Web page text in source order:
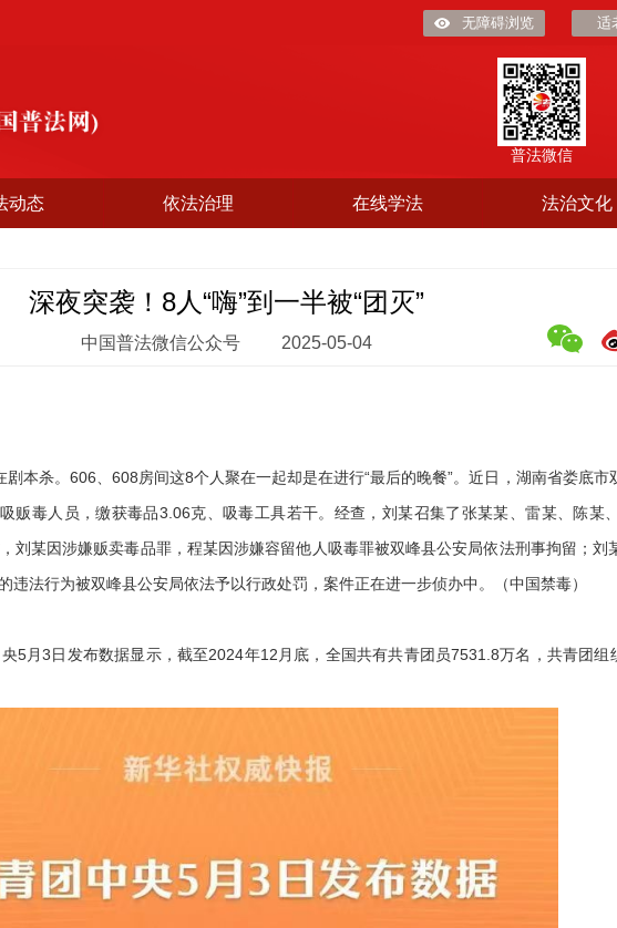
无障碍浏览 适
普法微信
动态 依法治理 在线学法 法治文化
深夜突袭！8人“嗨”到一半被“团灭”
中国普法微信公众号 2025-05-04
杀。606、608房间这8个人聚在一起却是在进行“最后的晚餐”。近日，湖南省娄底市
贩毒人员，缴获毒品3.06克、吸毒工具若干。经查，刘某召集了张某某、雷某、陈某
刘某因涉嫌贩卖毒品罪，程某因涉嫌容留他人吸毒罪被双峰县公安局依法刑事拘留；刘
法行为被双峰县公安局依法予以行政处罚，案件正在进一步侦办中。（中国禁毒）
月3日发布数据显示，截至2024年12月底，全国共有共青团员7531.8万名，共青团组